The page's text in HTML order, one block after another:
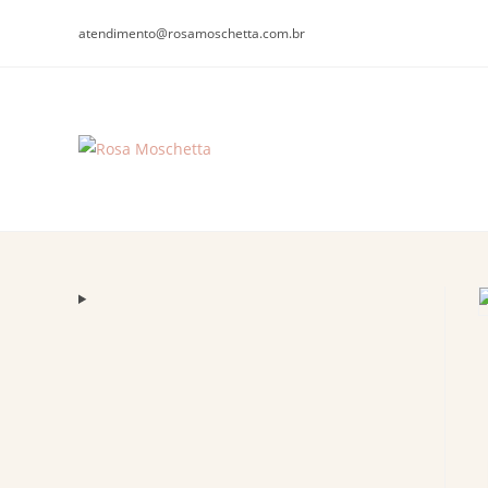
atendimento@rosamoschetta.com.br